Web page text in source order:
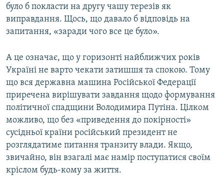
було б покласти на другу чашу терезів як
виправдання. Щось, що давало б відповідь на
запитання, «заради чого все це було».
А це означає, що у горизонті найближчих років
Україні не варто чекати затишшя та спокою. Тому
що вся державна машина Російської Федерації
приречена вирішувати завдання щодо формування
політичної спадщини Володимира Путіна. Цілком
можливо, що без «приведення до покірності»
сусідньої країни російський президент не
розглядатиме питання транзиту влади. Якщо,
звичайно, він взагалі має намір поступатися своїм
кріслом будь-кому за життя.